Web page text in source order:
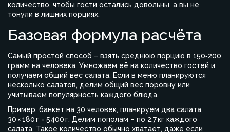
количество, чтобы гости остались довольны, а вы не
тонули в лишних порциях.
Базовая формула расчёта
Самый простой способ – взять среднюю порцию в 150‑200
грамм на человека. Умножаем её на количество гостей и
получаем общий вес салата. Если в меню планируются
несколько салатов, делим общий вес поровну или
учитываем популярность каждого блюда.
Пример: банкет на 30 человек, планируем два салата.
30 × 180 г = 5400 г. Делим пополам – по 2,7 кг каждого
салата. Такое количество обычно хватает, даже если